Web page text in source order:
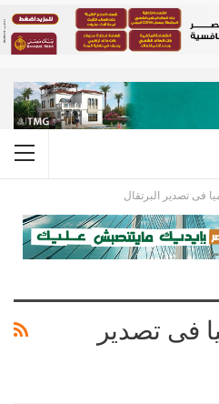
فى تصدير البرتقال
فى تصدير